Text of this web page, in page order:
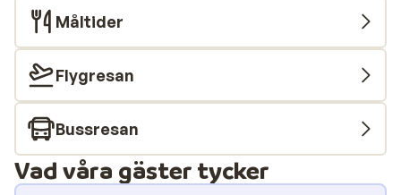
Måltider
Flygresan
Bussresan
Vad våra gäster tycker